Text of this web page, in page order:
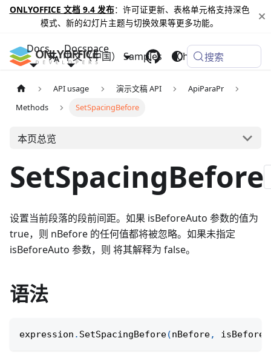
ONLYOFFICE 文档 9.4 发布：许可证更新、表格单元格支持深色
模式、新的幻灯片主题与切换效果等更多功能。
Docs Docspace
Samples Changelog
中文（中国） 搜索
API usage 演示文稿 API
ApiParaPr
Methods
SetSpacingBefore
本页总览
SetSpacingBefore
设置当前段落的段前间距。如果 isBeforeAuto 参数的值为
true，则 nBefore 的任何值都将被忽略。如果未指定
isBeforeAuto 参数，则 将其解释为 false。
语法
expression . SetSpacingBefore(nBefore,